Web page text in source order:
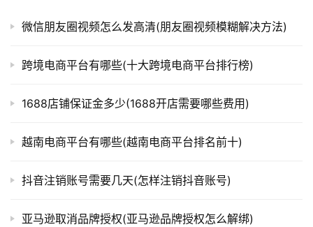
微信朋友圈视频怎么发高清(朋友圈视频模糊解决方法)
跨境电商平台有哪些(十大跨境电商平台排行榜)
1688店铺保证金多少(1688开店需要哪些费用)
越南电商平台有哪些(越南电商平台排名前十)
抖音注销账号需要几天(怎样注销抖音账号)
亚马逊取消品牌授权(亚马逊品牌授权怎么解绑)